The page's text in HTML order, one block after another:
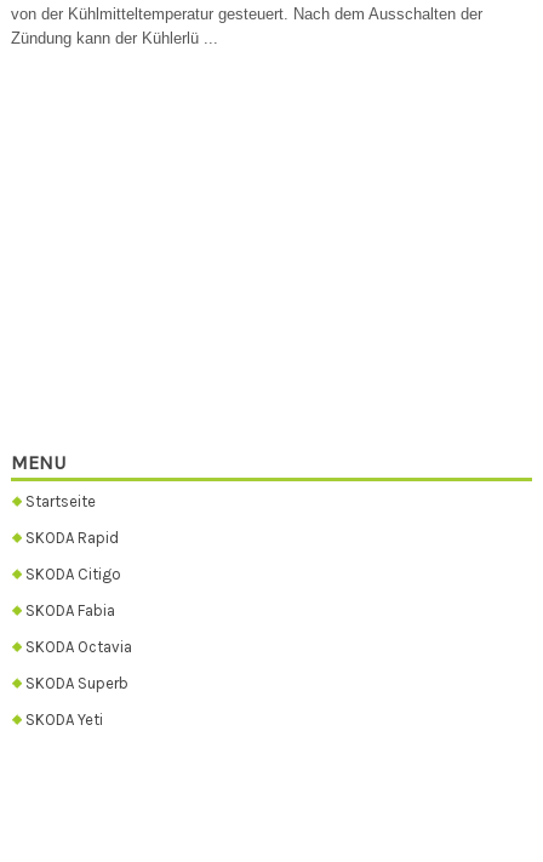
von der Kühlmitteltemperatur gesteuert. Nach dem Ausschalten der
Zündung kann der Kühlerlü ...
MENU
Startseite
SKODA Rapid
SKODA Citigo
SKODA Fabia
SKODA Octavia
SKODA Superb
SKODA Yeti